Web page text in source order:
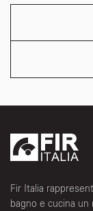
Fir Italia
bagno e cucina